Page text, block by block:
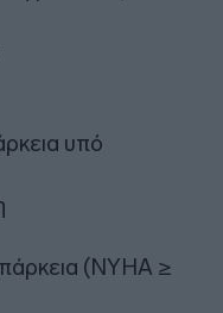
υπό
(ΝΥΗΑ ≥